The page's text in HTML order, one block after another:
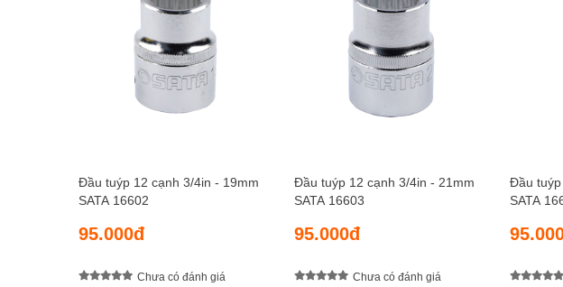
Đầu tuýp 12 cạnh 3/4in - 19mm
SATA 16602
95.000đ
Chưa có đánh giá
Đầu tuýp 12 cạnh 3/4in - 21mm
SATA 16603
95.000đ
Chưa có đánh giá
Đầu tuýp
SATA